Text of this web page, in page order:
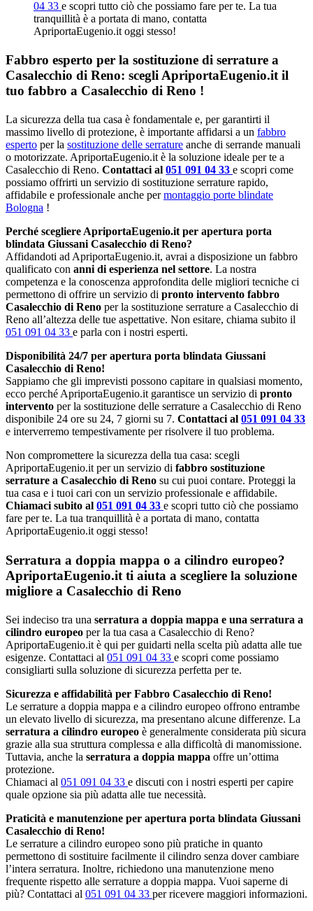
04 33 e scopri tutto ciò che possiamo fare per te. La tua
tranquillità è a portata di mano, contatta
ApriportaEugenio.it oggi stesso!
Fabbro esperto per la sostituzione di serrature a
Casalecchio di Reno: scegli ApriportaEugenio.it il
tuo fabbro a Casalecchio di Reno !
La sicurezza della tua casa è fondamentale e, per garantirti il
massimo livello di protezione, è importante affidarsi a un fabbro
esperto per la sostituzione delle serrature anche di serrande manuali
o motorizzate. ApriportaEugenio.it è la soluzione ideale per te a
Casalecchio di Reno. Contattaci al 051 091 04 33 e scopri come
possiamo offrirti un servizio di sostituzione serrature rapido,
affidabile e professionale anche permontaggio porte blindate
Bologna !
Perché scegliere ApriportaEugenio.it per apertura porta
blindata Giussani Casalecchio di Reno?
Affidandoti ad ApriportaEugenio.it, avrai a disposizione un fabbro
qualificato con anni di esperienza nel settore. La nostra
competenza e la conoscenza approfondita delle migliori tecniche ci
permettono di offrire un servizio di pronto intervento fabbro
Casalecchio di Reno per la sostituzione serrature a Casalecchio di
Reno all’altezza delle tue aspettative. Non esitare, chiama subito il
051 091 04 33 e parla con i nostri esperti.
Disponibilità 24/7 per apertura porta blindata Giussani
Casalecchio di Reno!
Sappiamo che gli imprevisti possono capitare in qualsiasi momento,
ecco perché ApriportaEugenio.it garantisce un servizio di pronto
intervento per la sostituzione delle serrature a Casalecchio di Reno
disponibile 24 ore su 24, 7 giorni su 7. Contattaci al 051 091 04 33
e interverremo tempestivamente per risolvere il tuo problema.
Non compromettere la sicurezza della tua casa: scegli
ApriportaEugenio.it per un servizio di fabbro sostituzione
serrature a Casalecchio di Reno su cui puoi contare. Proteggi la
tua casa e i tuoi cari con un servizio professionale e affidabile.
Chiamaci subito al 051 091 04 33 e scopri tutto ciò che possiamo
fare per te. La tua tranquillità è a portata di mano, contatta
ApriportaEugenio.it oggi stesso!
Serratura a doppia mappa o a cilindro europeo?
ApriportaEugenio.it ti aiuta a scegliere la soluzione
migliore a Casalecchio di Reno
Sei indeciso tra una serratura a doppia mappa e una serratura a
cilindro europeo per la tua casa a Casalecchio di Reno?
ApriportaEugenio.it è qui per guidarti nella scelta più adatta alle tue
esigenze. Contattaci al 051 091 04 33 e scopri come possiamo
consigliarti sulla soluzione di sicurezza perfetta per te.
Sicurezza e affidabilità per Fabbro Casalecchio di Reno!
Le serrature a doppia mappa e a cilindro europeo offrono entrambe
un elevato livello di sicurezza, ma presentano alcune differenze. La
serratura a cilindro europeo è generalmente considerata più sicura
grazie alla sua struttura complessa e alla difficoltà di manomissione.
Tuttavia, anche la serratura a doppia mappa offre un’ottima
protezione.
Chiamaci al 051 091 04 33 e discuti con i nostri esperti per capire
quale opzione sia più adatta alle tue necessità.
Praticità e manutenzione per apertura porta blindata Giussani
Casalecchio di Reno!
Le serrature a cilindro europeo sono più pratiche in quanto
permettono di sostituire facilmente il cilindro senza dover cambiare
l’intera serratura. Inoltre, richiedono una manutenzione meno
frequente rispetto alle serrature a doppia mappa. Vuoi saperne di
più? Contattaci al 051 091 04 33 per ricevere maggiori informazioni.